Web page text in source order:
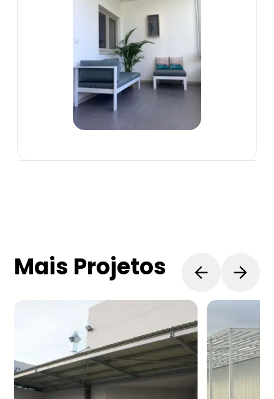
Mais Projetos